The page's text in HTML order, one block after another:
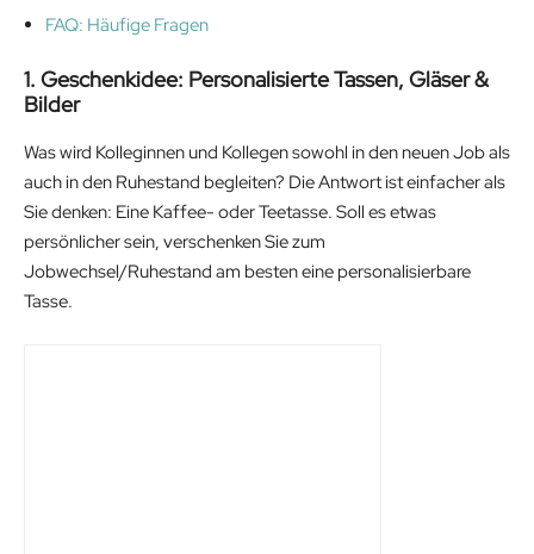
FAQ: Häufige Fragen
1. Geschenkidee: Personalisierte Tassen, Gläser &
Bilder
Was wird Kolleginnen und Kollegen sowohl in den neuen Job als
auch in den Ruhestand begleiten? Die Antwort ist einfacher als
Sie denken: Eine Kaffee- oder Teetasse. Soll es etwas
persönlicher sein, verschenken Sie zum
Jobwechsel/Ruhestand am besten eine personalisierbare
Tasse.